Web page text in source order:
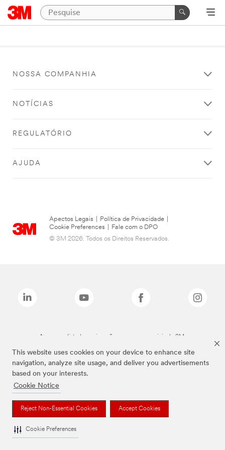
This website uses cookies on your device to enhance site
navigation, analyze site usage, and deliver you advertisements
based on your interests.
Cookie Notice
Reject Non-Essential Cookies Accept Cookies
Cookie Preferences
NOSSA COMPANHIA
NOTÍCIAS
REGULATÓRIO
AJUDA
Apectos Legais Política de Privacidade
Cookie Preferences
Fale com o DPO
© 3M 2026. Todos os Direitos Reservados.
As marcas listadas a cima são marcas comerciais da 3M.